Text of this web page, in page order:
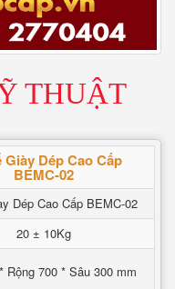
THUẬT
Giày Dép Cao Cấp
BEMC-02
Dép Cao Cấp BEMC-02
20 ± 10Kg
Rộng 700 * Sâu 300 mm